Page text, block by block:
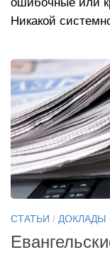
Никакой
СТАТЬИ / ДОКЛАДЫ